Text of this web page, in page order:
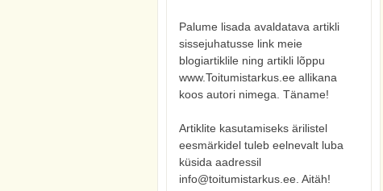
Palume lisada avaldatava artikli
sissejuhatusse link meie
blogiartiklile ning artikli lõppu
www.Toitumistarkus.ee allikana
koos autori nimega. Täname!
Artiklite kasutamiseks ärilistel
eesmärkidel tuleb eelnevalt luba
küsida aadressil
info@toitumistarkus.ee. Aitäh!